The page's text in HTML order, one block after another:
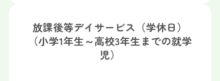
放課後等デイサービス（学休日）
（小学1年生～高校3年生までの就学
児）